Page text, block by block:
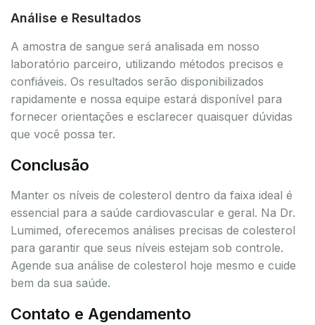
Análise e Resultados
A amostra de sangue será analisada em nosso
laboratório parceiro, utilizando métodos precisos e
confiáveis. Os resultados serão disponibilizados
rapidamente e nossa equipe estará disponível para
fornecer orientações e esclarecer quaisquer dúvidas
que você possa ter.
Conclusão
Manter os níveis de colesterol dentro da faixa ideal é
essencial para a saúde cardiovascular e geral. Na Dr.
Lumimed, oferecemos análises precisas de colesterol
para garantir que seus níveis estejam sob controle.
Agende sua análise de colesterol hoje mesmo e cuide
bem da sua saúde.
Contato e Agendamento